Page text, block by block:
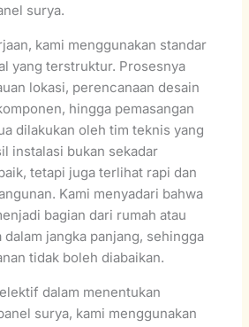
surya.
kami menggunakan standar
yang terstruktur. Prosesnya
lokasi, perencanaan desain
hingga pemasangan
dilakukan oleh tim teknis yang
instalasi bukan sekadar
tetapi juga terlihat rapi dan
Kami menyadari bahwa
bagian dari rumah atau
dalam jangka panjang, sehingga
tidak boleh diabaikan.
dalam menentukan
surya, kami menggunakan